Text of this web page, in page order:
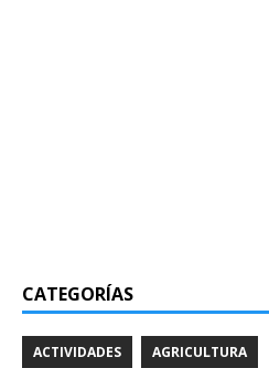
CATEGORÍAS
ACTIVIDADES AGRICULTURA